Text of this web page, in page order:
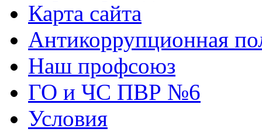
Карта сайта
Антикоррупционная
Наш профсоюз
ГО и ЧС ПВР №6
Условия